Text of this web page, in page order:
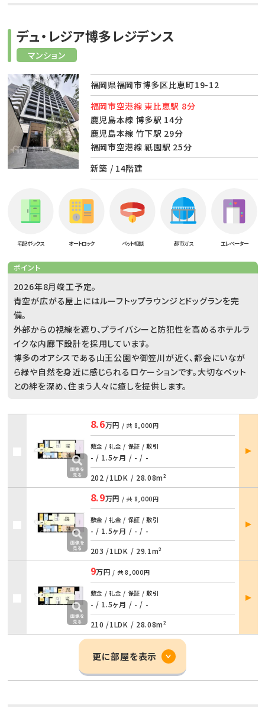
マンション
デュ・レジア博多レジデンス
福岡県福岡市博多区比恵町19-12
福岡市空港線 東比恵駅 8分
鹿児島本線 博多駅 14分
鹿児島本線 竹下駅 29分
福岡市空港線 祇園駅 25分
新築 / 14階建
宅配ボックス オートロック ペット相談 都市ガス エレベーター
ポイント
2026年8月竣工予定。
青空が広がる屋上にはルーフトップラウンジとドッグランを完
備。
外部からの視線を遮り、プライバシーと防犯性を高めるホテルラ
イクな内廊下設計を採用しています。
博多のオアシスである山王公園や御笠川が近く、都会にいなが
ら緑や自然を身近に感じられるロケーションです。大切なペット
との絆を深め、住まう人々に癒しを提供します。
8.6万円 / 共 8,000円
敷金 / 礼金 / 保証 / 敷引
- / 1.5ヶ月 / - / -
202 /1LDK / 28.08m²
部屋
詳細
8.9万円 / 共 8,000円
敷金 / 礼金 / 保証 / 敷引
- / 1.5ヶ月 / - / -
203 /1LDK / 29.1m²
部屋
詳細
9万円 / 共 8,000円
敷金 / 礼金 / 保証 / 敷引
- / 1.5ヶ月 / - / -
210 /1LDK / 28.08m²
部屋
詳細
更に部屋を表示